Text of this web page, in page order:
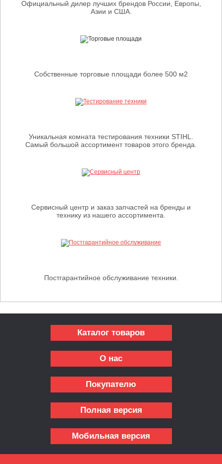
Официальный дилер лучших брендов России, Европы,
Азии и США.
Собственные торговые площади более 500 м2
Уникальная комната тестирования техники STIHL.
Самый большой ассортимент товаров этого бренда.
Сервисный центр и заказ запчастей на бренды и
технику из нашего ассортимента.
Постгарантийное обслуживание техники.
Каталог товаров
О нас
Покупателю
Полная версия
Мобильная версия